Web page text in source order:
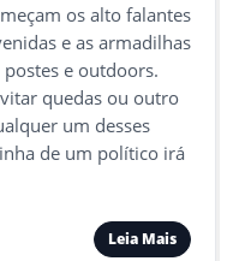
os alto falantes
e as armadilhas
postes e outdoors.
quedas ou outro
um desses
de um político irá
Leia Mais